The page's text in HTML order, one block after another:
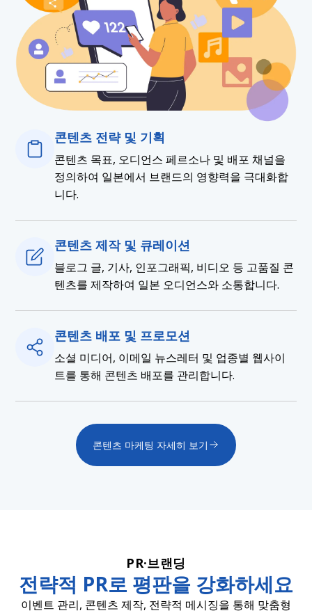
콘텐츠 전략 및 기획
콘텐츠 목표, 오디언스 페르소나 및 배포 채널을
정의하여 일본에서 브랜드의 영향력을 극대화합
니다.
콘텐츠 제작 및 큐레이션
블로그 글, 기사, 인포그래픽, 비디오 등 고품질 콘
텐츠를 제작하여 일본 오디언스와 소통합니다.
콘텐츠 배포 및 프로모션
소셜 미디어, 이메일 뉴스레터 및 업종별 웹사이
트를 통해 콘텐츠 배포를 관리합니다.
콘텐츠 마케팅 자세히 보기
PR·브랜딩
전략적 PR로 평판을 강화하세요
이벤트 관리, 콘텐츠 제작, 전략적 메시징을 통해 맞춤형